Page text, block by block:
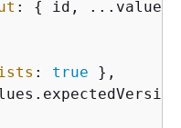
: { id,
: true },